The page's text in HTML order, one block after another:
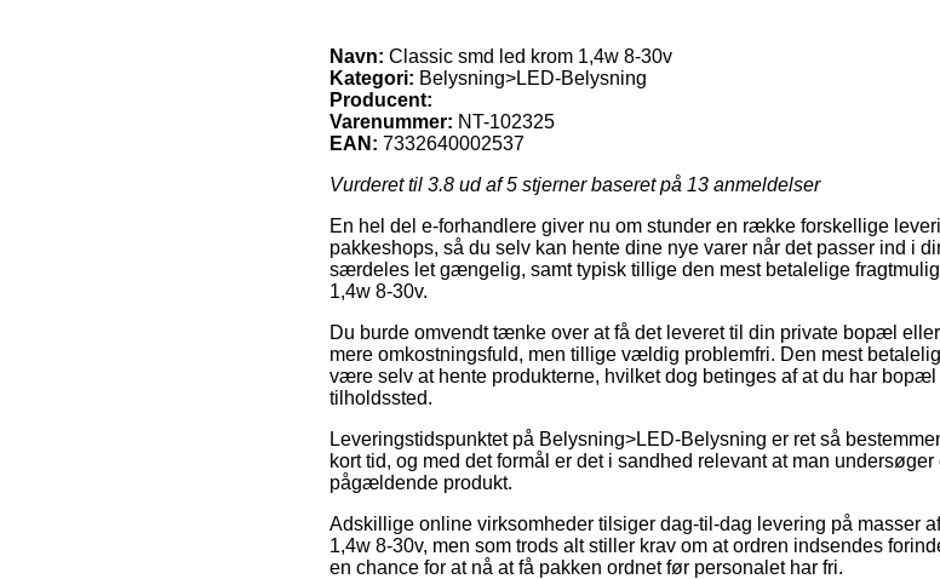
Navn: Classic smd led krom 1,4w 8-30v
Kategori: Belysning>LED-Belysning
Producent:
Varenummer: NT-102325
EAN: 7332640002537
Vurderet til 3.8 ud af 5 stjerner baseret på 13 anmeldelser
En hel del e-forhandlere giver nu om stunder en række forskellige
pakkeshops, så du selv kan hente dine nye varer når det passer ind i
særdeles let gængelig, samt typisk tillige den mest betalelige
1,4w 8-30v.
Du burde omvendt tænke over at få det leveret til din private bopæl
mere omkostningsfuld, men tillige vældig problemfri. Den mest
være selv at hente produkterne, hvilket dog betinges af at du har
tilholdssted.
Leveringstidspunktet på Belysning>LED-Belysning er ret så
kort tid, og med det formål er det i sandhed relevant at man
pågældende produkt.
Adskillige online virksomheder tilsiger dag-til-dag levering på masser
1,4w 8-30v, men som trods alt stiller krav om at ordren indsendes
en chance for at nå at få pakken ordnet før personalet har fri.